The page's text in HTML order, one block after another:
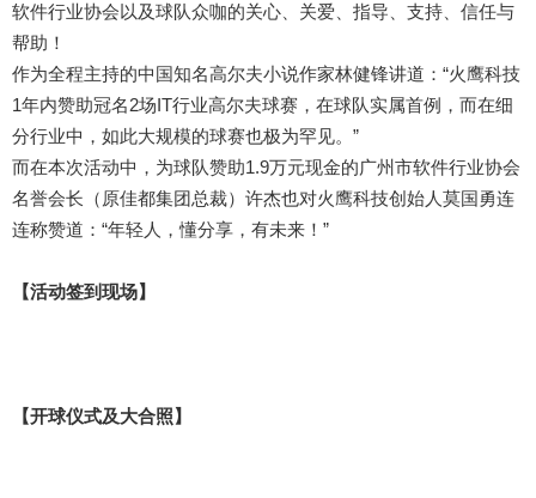
软件行业协会以及球队众咖的关心、关爱、指导、支持、信任与
帮助！
作为全程主持的中国知名高尔夫小说作家林健锋讲道：“火鹰科技
1年内赞助冠名2场IT行业高尔夫球赛，在球队实属首例，而在细
分行业中，如此大规模的球赛也极为罕见。”
而在本次活动中，为球队赞助1.9万元现金的广州市软件行业协会
名誉会长（原佳都集团总裁）许杰也对火鹰科技创始人莫国勇连
连称赞道：“年轻人，懂分享，有未来！”
【活动签到现场】
【开球仪式及大合照】